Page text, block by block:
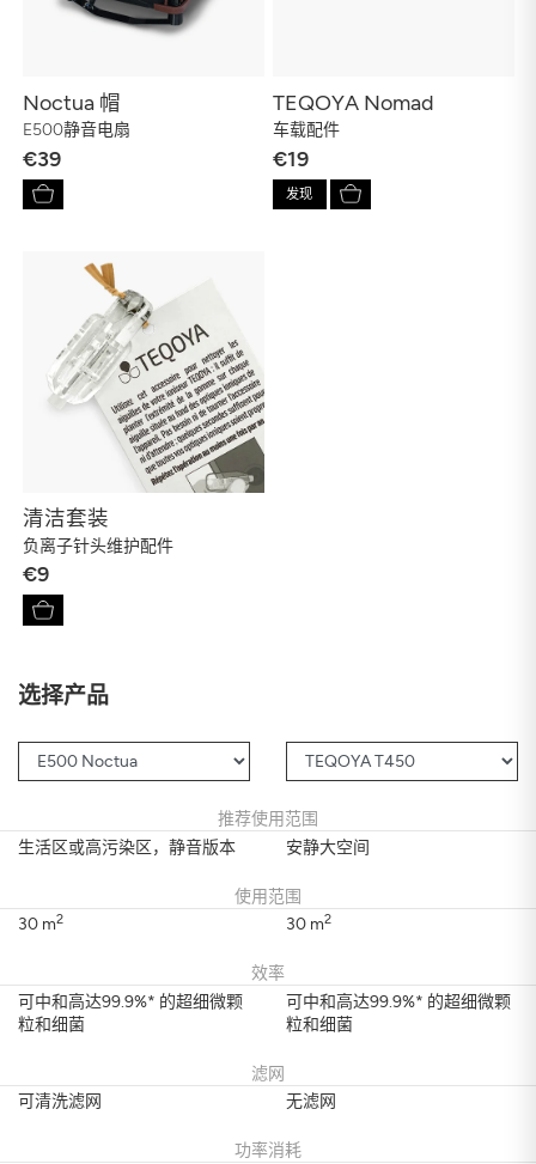
Noctua 帽
E500静音电扇
€39
TEQOYA Nomad
车载配件
€19
发现
清洁套装
负离子针头维护配件
€9
选择产品
推荐使用范围
安静大空间
生活区或高污染区，静音版本
使用范围
30 m2
30 m2
效率
可中和高达99.9%* 的超细微颗
粒和细菌
可中和高达99.9%* 的超细微颗
粒和细菌
滤网
无滤网
可清洗滤网
功率消耗